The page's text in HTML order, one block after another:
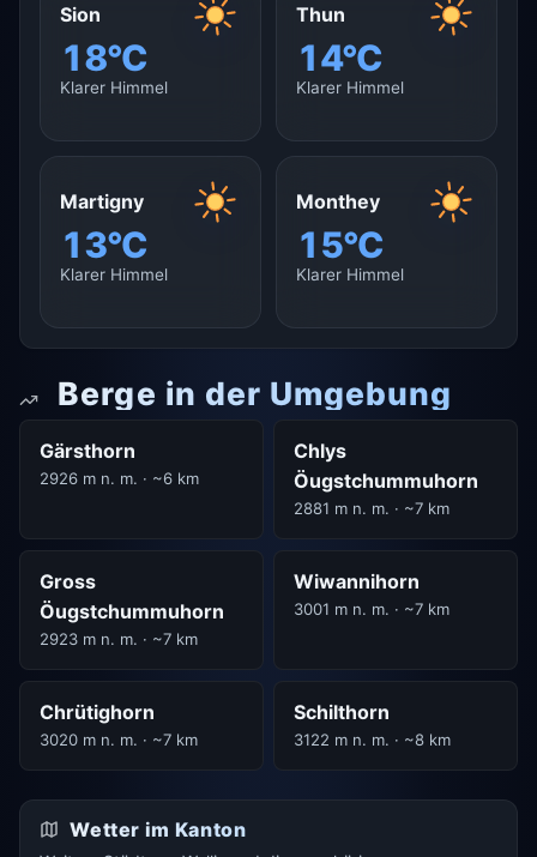
Sion
18°C
Klarer Himmel
Thun
14°C
Klarer Himmel
Martigny
13°C
Klarer Himmel
Monthey
15°C
Klarer Himmel
Berge in der Umgebung
Gärsthorn
2926 m n. m. · ~6 km
Chlys
Öugstchummuhorn
2881 m n. m. · ~7 km
Gross
Öugstchummuhorn
2923 m n. m. · ~7 km
Wiwannihorn
3001 m n. m. · ~7 km
Chrütighorn
3020 m n. m. · ~7 km
Schilthorn
3122 m n. m. · ~8 km
Wetter im Kanton